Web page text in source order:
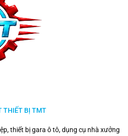
THIẾT BỊ TMT
thiết bị gara ô tô, dụng cụ nhà xưởng